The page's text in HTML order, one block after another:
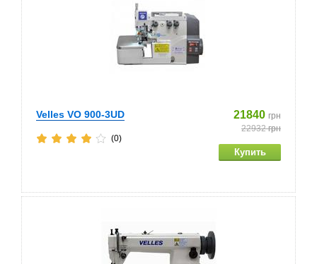
Velles VO 900-3UD 21840 грн
22932грн
(0)